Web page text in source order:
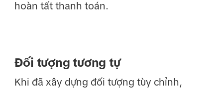
hoàn tất thanh toán.
Đối tượng tương tự
Khi đã xây dựng đối tượng tùy chỉnh,